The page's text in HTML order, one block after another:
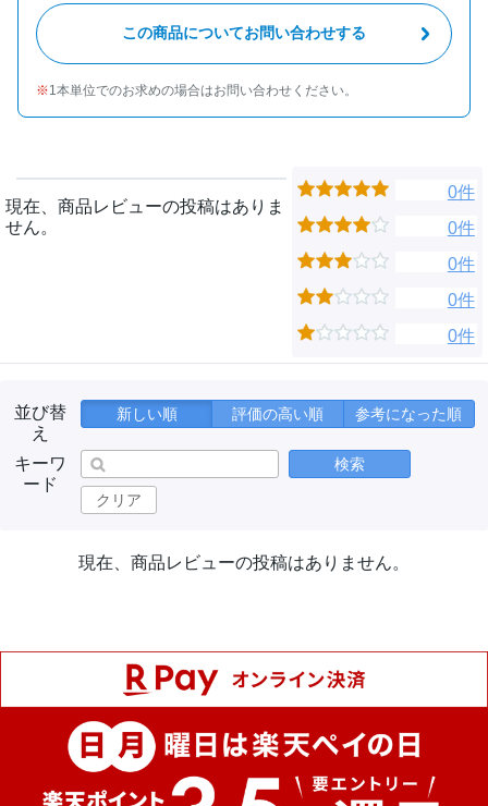
この商品についてお問い合わせする
1本単位でのお求めの場合はお問い合わせください。
現在、商品レビューの投稿はありま
せん。
0件
0件
0件
0件
0件
並び替
え
新しい順 評価の高い順 参考になった順
キーワ
ード
検索
クリア
現在、商品レビューの投稿はありません。